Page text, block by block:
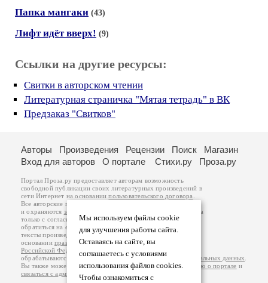
Папка мангаки (43)
Лифт идёт вверх! (9)
Ссылки на другие ресурсы:
Свитки в авторском чтении
Литературная страничка "Мятая тетрадь" в ВК
Предзаказ "Свитков"
Мы используем файлы cookie
для улучшения работы сайта.
Оставаясь на сайте, вы
соглашаетесь с условиями
использования файлов cookies.
Чтобы ознакомиться с
Авторы Произведения Рецензии Поиск
Магазин
Вход для авторов
О портале Стихи.ру Проза.ру
Портал Проза.ру предоставляет авторам возможность
свободной публикации своих литературных произведений в
сети Интернет на основаниипользовательского договора
Все авторские права на произведения принадлежат авторам
и охраняются законом
. Перепечатка произведений возможна
только с согласия его автора, к которому вы можете
обратиться на его авторской странице. Ответственность за
тексты произведений авторы несут самостоятельно на
основанииправил публикацииизаконодательства
Российской Федерации
обрабатываются на основанииПолитики обработки персональных данных
Вы также можете посмотреть более подробнуюинформацию о портале и
связаться с администрацией